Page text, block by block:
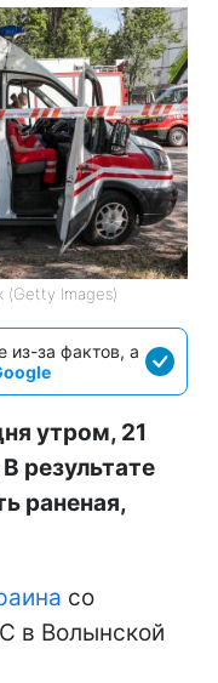
(Getty Images)
из-за фактов, а
утром, 21
результате
раненая,
со
в Волынской